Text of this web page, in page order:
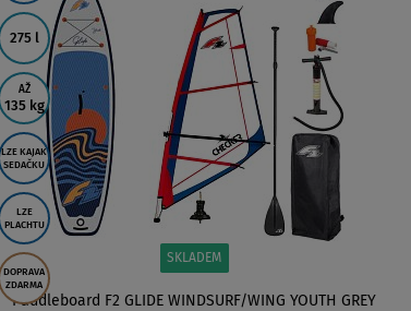
275 l
AŽ
135 kg
LZE KAJAK
SEDAČKU
LZE
PLACHTU
DOPRAVA
ZDARMA
SKLADEM
Paddleboard F2 GLIDE WINDSURF/WING YOUTH GREY